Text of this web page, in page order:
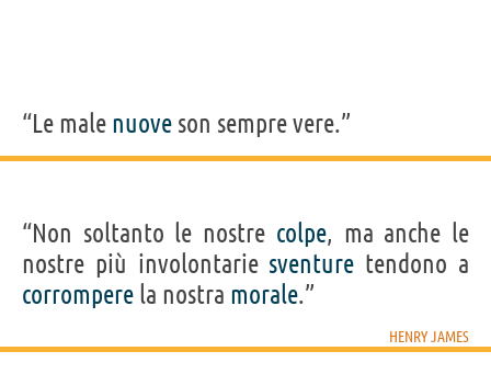
“Le male nuove son sempre vere.”
“Non soltanto le nostre colpe, ma anche le
nostre più involontarie sventure tendono a
corrompere la nostra morale.”
HENRY JAMES